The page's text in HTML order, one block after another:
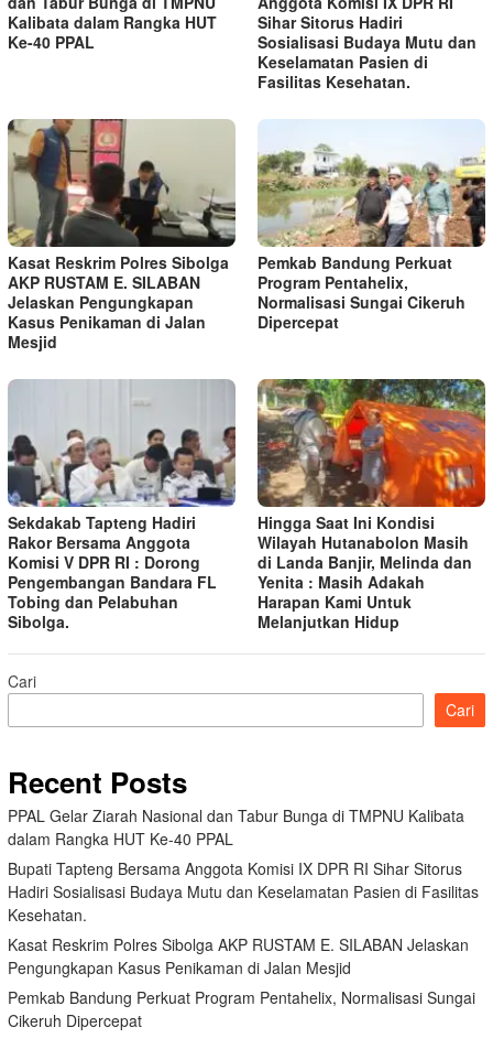
Kalibata dalam Rangka HUT
Ke-40 PPAL
Sihar Sitorus Hadiri
Sosialisasi Budaya Mutu dan
Keselamatan Pasien di
Fasilitas Kesehatan.
Kasat Reskrim Polres Sibolga
AKP RUSTAM E. SILABAN
Jelaskan Pengungkapan
Kasus Penikaman di Jalan
Mesjid
Pemkab Bandung Perkuat
Program Pentahelix,
Normalisasi Sungai Cikeruh
Dipercepat
Sekdakab Tapteng Hadiri
Rakor Bersama Anggota
Komisi V DPR RI : Dorong
Pengembangan Bandara FL
Tobing dan Pelabuhan
Sibolga.
Hingga Saat Ini Kondisi
Wilayah Hutanabolon Masih
di Landa Banjir, Melinda dan
Yenita : Masih Adakah
Harapan Kami Untuk
Melanjutkan Hidup
Cari
Cari
Recent Posts
PPAL Gelar Ziarah Nasional dan Tabur Bunga di TMPNU Kalibata
dalam Rangka HUT Ke-40 PPAL
Bupati Tapteng Bersama Anggota Komisi IX DPR RI Sihar Sitorus
Hadiri Sosialisasi Budaya Mutu dan Keselamatan Pasien di Fasilitas
Kesehatan.
Kasat Reskrim Polres Sibolga AKP RUSTAM E. SILABAN Jelaskan
Pengungkapan Kasus Penikaman di Jalan Mesjid
Pemkab Bandung Perkuat Program Pentahelix, Normalisasi Sungai
Cikeruh Dipercepat